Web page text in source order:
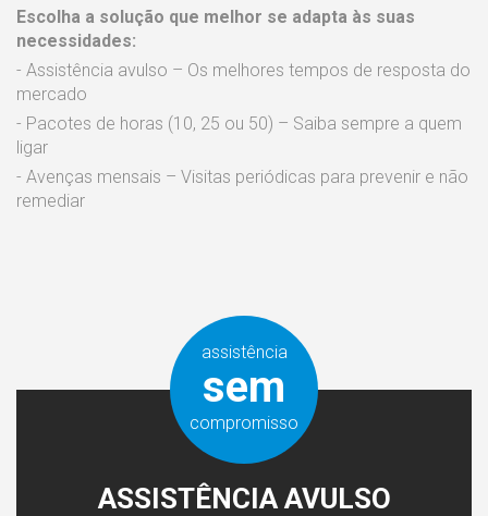
Escolha a solução que melhor se adapta às suas
necessidades:
- Assistência avulso – Os melhores tempos de resposta do
mercado
- Pacotes de horas (10, 25 ou 50) – Saiba sempre a quem
ligar
- Avenças mensais – Visitas periódicas para prevenir e não
remediar
assistência
sem
compromisso
ASSISTÊNCIA AVULSO